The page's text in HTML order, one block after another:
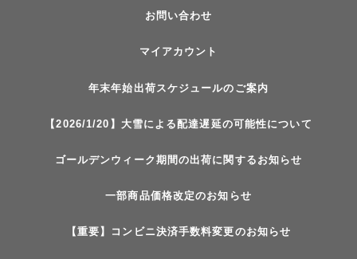
お問い合わせ
マイアカウント
年末年始出荷スケジュールのご案内
【2026/1/20】大雪による配達遅延の可能性について
ゴールデンウィーク期間の出荷に関するお知らせ
一部商品価格改定のお知らせ
【重要】コンビニ決済手数料変更のお知らせ